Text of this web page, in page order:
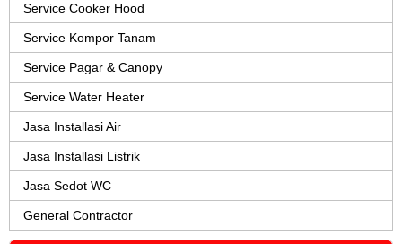
Service Cooker Hood
Service Kompor Tanam
Service Pagar & Canopy
Service Water Heater
Jasa Installasi Air
Jasa Installasi Listrik
Jasa Sedot WC
General Contractor